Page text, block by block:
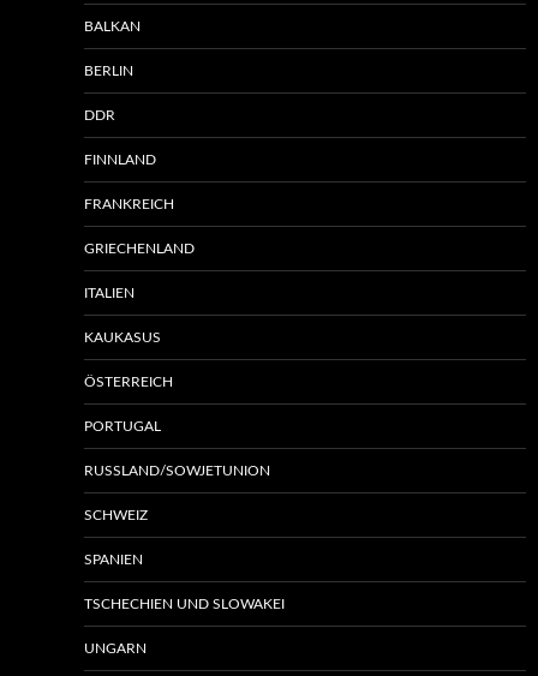
BALKAN
BERLIN
DDR
FINNLAND
FRANKREICH
GRIECHENLAND
ITALIEN
KAUKASUS
ÖSTERREICH
PORTUGAL
RUSSLAND/SOWJETUNION
SCHWEIZ
SPANIEN
TSCHECHIEN UND SLOWAKEI
UNGARN